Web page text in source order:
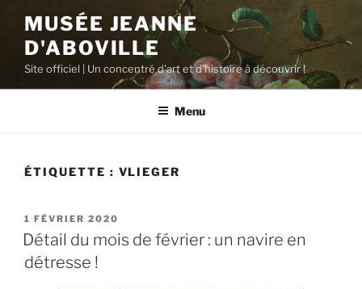
contenu
principal
MUSÉE JEANNE
D'ABOVILLE
Site officiel | Un concentré d'art et d'histoire à découvrir !
Menu
ÉTIQUETTE : VLIEGER
PUBLIÉ
LE
1 FÉVRIER 2020
Détail du mois de février : un navire en
détresse !